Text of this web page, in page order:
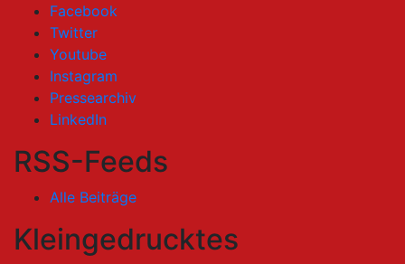
Facebook
Twitter
Youtube
Instagram
Pressearchiv
LinkedIn
RSS-Feeds
Alle Beiträge
Kleingedrucktes